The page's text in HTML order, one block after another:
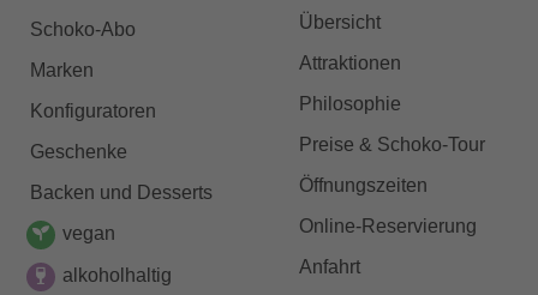
Schoko-Abo
Marken
Konfiguratoren
Geschenke
Backen und Desserts
vegan
alkoholhaltig
Übersicht
Attraktionen
Philosophie
Preise & Schoko-Tour
Öffnungszeiten
Online-Reservierung
Anfahrt